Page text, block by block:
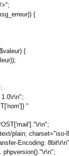
>";
{
{
"
plain; charset="iso-
Encoding:
phpversion()."\r\n";